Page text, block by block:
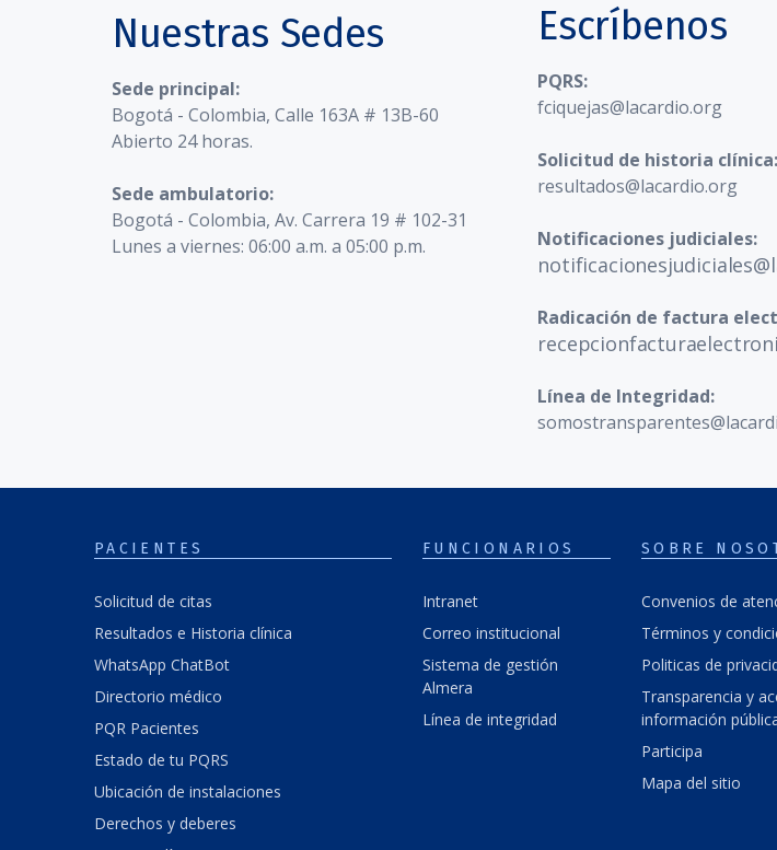
Nuestras Sedes
Sede principal:
Bogotá - Colombia, Calle 163A # 13B-60
Abierto 24 horas.
Sede ambulatorio:
Bogotá - Colombia, Av. Carrera 19 # 102-31
Lunes a viernes: 06:00 a.m. a 05:00 p.m.
Escríbenos
PQRS:
fciquejas@lacardio.org
Solicitud de historia clínica:
resultados@lacardio.org
Notificaciones judiciales:
Radicación de factura
Línea de Integridad:
PACIENTES
Solicitud de citas
Resultados e Historia clínica
WhatsApp ChatBot
Directorio médico
PQR Pacientes
Estado de tu PQRS
Ubicación de instalaciones
Derechos y deberes
FUNCIONARIOS
Intranet
Correo institucional
Sistema de gestión
Almera
Línea de integridad
SOBRE
Convenios de
Términos y
Politicas de
Transparencia y
información
Participa
Mapa del sitio